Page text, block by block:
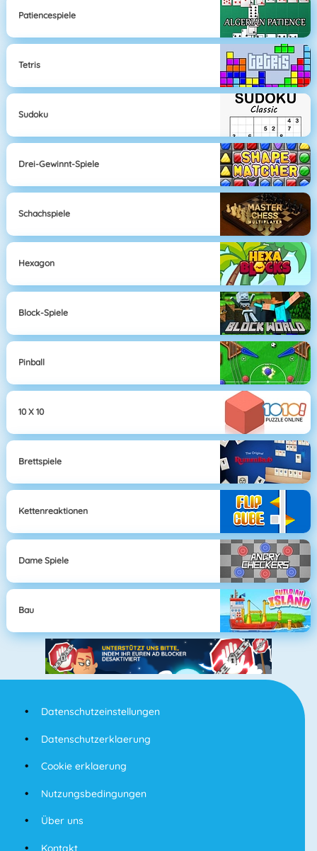
Patiencespiele
Tetris
Sudoku
Drei-Gewinnt-Spiele
Schachspiele
Hexagon
Block-Spiele
Pinball
10 X 10
Brettspiele
Kettenreaktionen
Dame Spiele
Bau
Datenschutzeinstellungen
Datenschutzerklaerung
Cookie erklaerung
Nutzungsbedingungen
Über uns
Kontakt